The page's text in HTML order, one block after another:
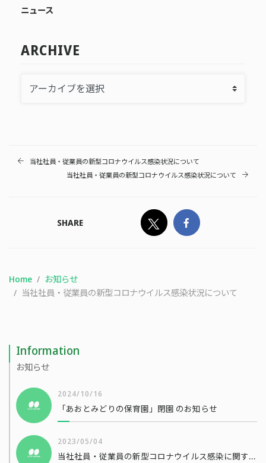
ニュース
ARCHIVE
当社社員・従業員の新型コロナウイルス感染状況について
当社社員・従業員の新型コロナウイルス感染状況について
SHARE
Home
お知らせ
当社社員・従業員の新型コロナウイルス感染状況について
Information
お知らせ
2024/10/16
「あおとみどりの保育園」閉園 のお知らせ
2023/05/04
当社社員・従業員の新型コロナウイルス感染に関するお知らせ